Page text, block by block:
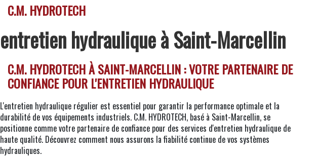
C.M. HYDROTECH
entretien hydraulique à Saint-Marcellin
C.M. HYDROTECH À SAINT-MARCELLIN : VOTRE PARTENAIRE DE
CONFIANCE POUR L'ENTRETIEN HYDRAULIQUE
L'entretien hydraulique régulier est essentiel pour garantir la performance optimale et la
durabilité de vos équipements industriels. C.M. HYDROTECH, basé à Saint-Marcellin, se
positionne comme votre partenaire de confiance pour des services d'entretien hydraulique de
haute qualité. Découvrez comment nous assurons la fiabilité continue de vos systèmes
hydrauliques.